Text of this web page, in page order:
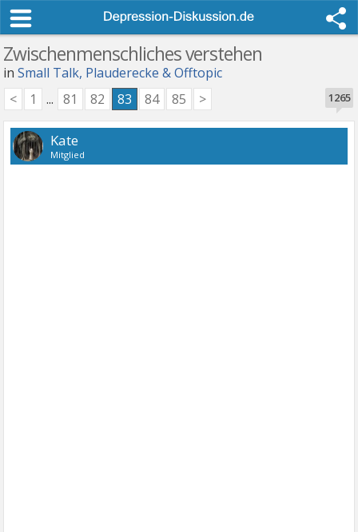
Zwischenmenschliches verstehen
inSmall Talk, Plauderecke & Offtopic
1265
< 1 ... 81 82 83 84 85 >
Kate
Mitglied